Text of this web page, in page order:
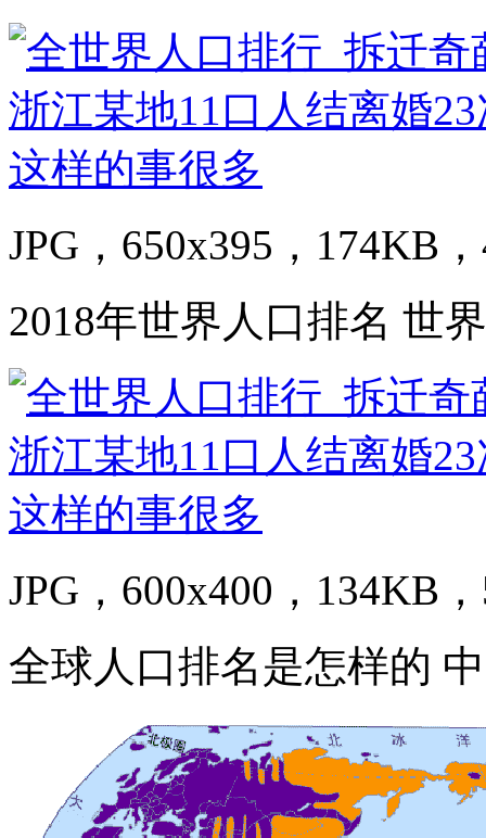
JPG，650x395，174KB
2018年世界人口排名 世
JPG，600x400，134KB
全球人口排名是怎样的